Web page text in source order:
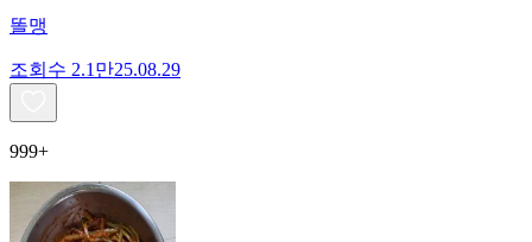
똘맹
조회수 2.1만25.08.29
999+